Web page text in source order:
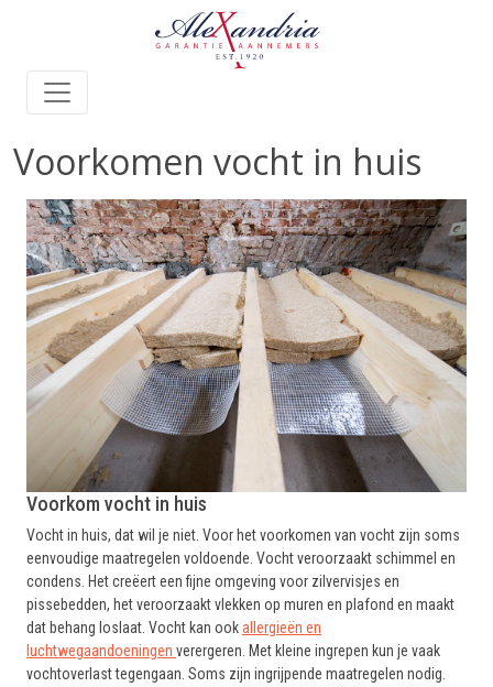
Voorkomen vocht in huis
Voorkom vocht in huis
Vocht in huis, dat wil je niet. Voor het voorkomen van vocht zijn soms
eenvoudige maatregelen voldoende. Vocht veroorzaakt schimmel en
condens. Het creëert een fijne omgeving voor zilvervisjes en
pissebedden, het veroorzaakt vlekken op muren en plafond en maakt
dat behang loslaat. Vocht kan ookallergieën en
luchtwegaandoeningen verergeren. Met kleine ingrepen kun je vaak
vochtoverlast tegengaan. Soms zijn ingrijpende maatregelen nodig.